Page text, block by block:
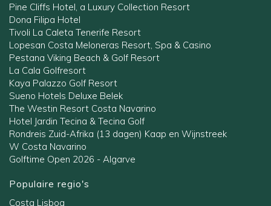
Pine Cliffs Hotel, a Luxury Collection Resort
Dona Filipa Hotel
Tivoli La Caleta Tenerife Resort
Lopesan Costa Meloneras Resort, Spa & Casino
Pestana Viking Beach & Golf Resort
La Cala Golfresort
Kaya Palazzo Golf Resort
Sueno Hotels Deluxe Belek
The Westin Resort Costa Navarino
Hotel Jardin Tecina & Tecina Golf
Rondreis Zuid-Afrika (13 dagen) Kaap en Wijnstreek
W Costa Navarino
Golftime Open 2026 - Algarve
Populaire regio's
Costa Lisboa